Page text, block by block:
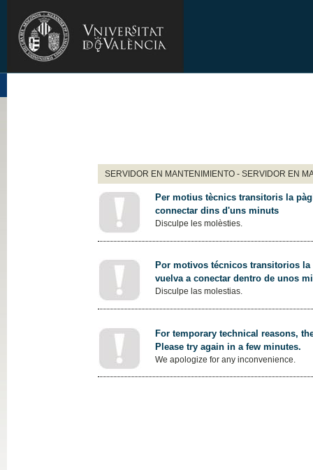
SERVIDOR EN MANTENIMIENTO - SERVIDOR EN
Per motius tècnics transitoris la
connectar dins d'uns minuts
Disculpe les molèsties.
Por motivos técnicos transitorios
vuelva a conectar dentro de unos
Disculpe las molestias.
For temporary technical reasons,
Please try again in a few minutes.
We apologize for any inconvenience.